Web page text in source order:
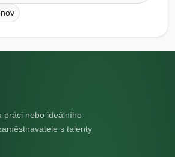
práci nebo ideálního
s talenty